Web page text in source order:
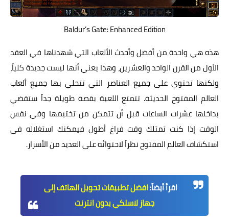
Baldur’s Gate: Enhanced Edition
هذه هي واحدة من أفضل وأحدث الألعاب التي شهدناها في العقد
الأول من القرن الواحد والعشرين، وهذا يعني أنها ليست جديدة كلياً،
ولكنها تحتوي على جميع العناصر التي تتحلي بها جميع ألعاب
العالم المفتوح الحديثة. تتمتع اللعبة بقصة طويلة جداً ستقضي
بداخلها عشرات الساعات قبل أن تتمكن من تختيمها وفي نفس
الوقت إذا كنت تمتلك وقت فراغ أطول فيمكنك استغلاله في
استكشاف العالم المفتوح نظراً لاحتوائه على العديد من الأسرار.
اقرأ أيضاً:افضل تطبيقات تحويل الهاتف إلى
جهاز لاسلكي بدون انترنت